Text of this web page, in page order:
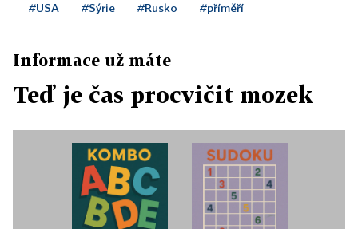
#USA #Sýrie #Rusko #příměří
Informace už máte
Teď je čas procvičit mozek